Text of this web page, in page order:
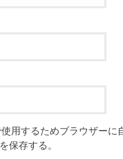
用するためブラウザーに
保存する。